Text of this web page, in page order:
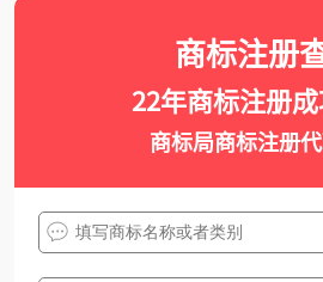
商标注册
22年商标注册
商标局商标注册